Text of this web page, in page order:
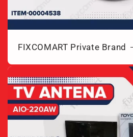
FIXCOMART Private Brand